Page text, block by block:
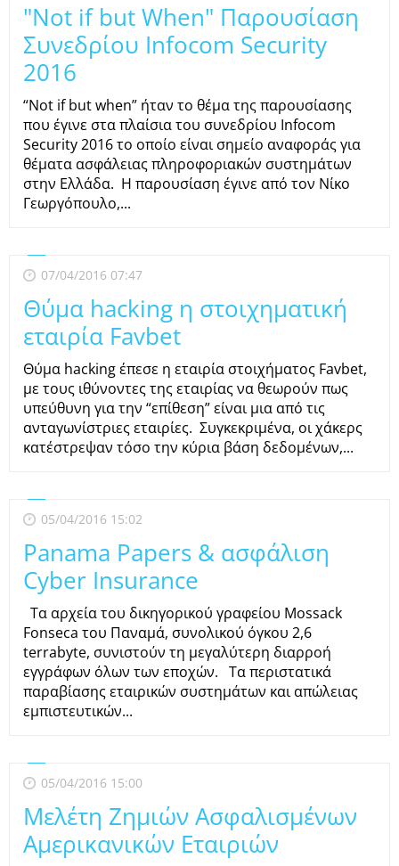
"Not if but When" Παρουσίαση
Συνεδρίου Infocom Security
2016
“Not if but when” ήταν το θέμα της παρουσίασης
που έγινε στα πλαίσια του συνεδρίου Infocom
Security 2016 το οποίο είναι σημείο αναφοράς για
θέματα ασφάλειας πληροφοριακών συστημάτων
στην Ελλάδα. Η παρουσίαση έγινε από τον Νίκο
Γεωργόπουλο,...
07/04/2016 07:47
Θύμα hacking η στοιχηματική
εταιρία Favbet
Θύμα hacking έπεσε η εταιρία στοιχήματος Favbet,
με τους ιθύνοντες της εταιρίας να θεωρούν πως
υπεύθυνη για την “επίθεση” είναι μια από τις
ανταγωνίστριες εταιρίες. Συγκεκριμένα, οι χάκερς
κατέστρεψαν τόσο την κύρια βάση δεδομένων,...
05/04/2016 15:02
Panama Papers & ασφάλιση
Cyber Insurance
Τα αρχεία του δικηγορικού γραφείου Mossack
Fonseca του Παναμά, συνολικού όγκου 2,6
terrabyte, συνιστούν τη μεγαλύτερη διαρροή
εγγράφων όλων των εποχών. Τα περιστατικά
παραβίασης εταιρικών συστημάτων και απώλειας
εμπιστευτικών...
05/04/2016 15:00
Μελέτη Ζημιών Ασφαλισμένων
Αμερικανικών Εταιριών